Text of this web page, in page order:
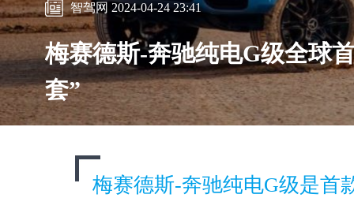
智驾网 2024-04-24 23:41
梅赛德斯-奔驰纯电G级全球
套”
梅赛德斯-奔驰纯电G级是首